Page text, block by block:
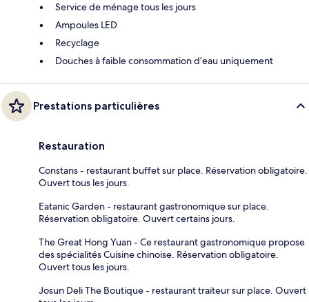
Service de ménage tous les jours
Ampoules LED
Recyclage
Douches à faible consommation d’eau uniquement
Prestations particulières
Restauration
Constans - restaurant buffet sur place. Réservation obligatoire.
Ouvert tous les jours.
Eatanic Garden - restaurant gastronomique sur place.
Réservation obligatoire. Ouvert certains jours.
The Great Hong Yuan - Ce restaurant gastronomique propose
des spécialités Cuisine chinoise. Réservation obligatoire.
Ouvert tous les jours.
Josun Deli The Boutique - restaurant traiteur sur place. Ouvert